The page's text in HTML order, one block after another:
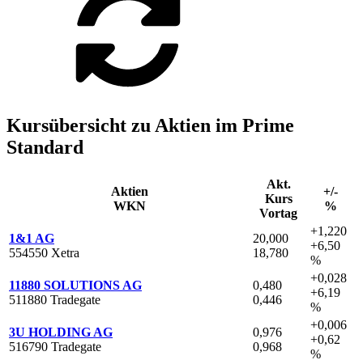
Kursübersicht zu Aktien im Prime
Standard
Aktien
WKN
Akt.
Kurs
Vortag
+/-
%
1&1 AG
554550 Xetra
20,000
18,780
+1,220
+6,50
%
11880 SOLUTIONS AG
511880 Tradegate
0,480
0,446
+0,028
+6,19
%
3U HOLDING AG
516790 Tradegate
0,976
0,968
+0,006
+0,62
%